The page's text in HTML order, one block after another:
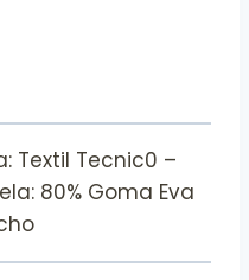
Textil Tecnic0 –
80% Goma Eva